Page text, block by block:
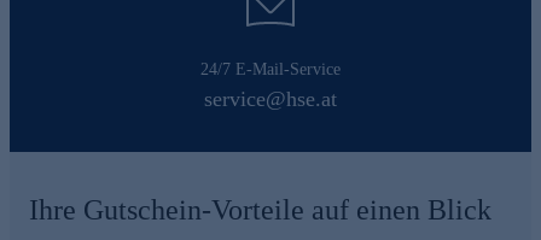
24/7 E-Mail-Service
service@hse.at
Ihre Gutschein-Vorteile auf einen Blick